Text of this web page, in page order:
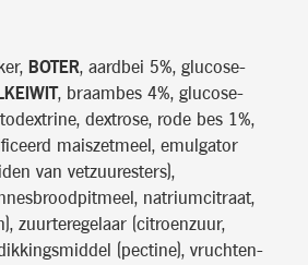
BOTER, aardbei 5%, glucose-
, braambes 4%, glucose-
dextrose, rode bes 1%,
maiszetmeel, emulgator
van vetzuuresters),
natriumcitraat,
zuurteregelaar (citroenzuur,
(pectine), vruchten-